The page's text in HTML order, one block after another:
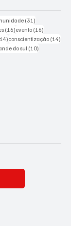
(31)
(16)16 posts
evento (16)
14 posts
conscientização (14)
do sul (10)